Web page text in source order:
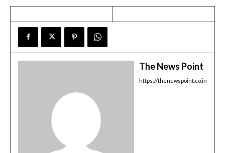
The News Point
https://thenewspoint.co.in